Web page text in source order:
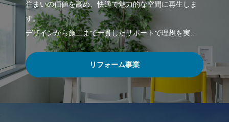
住まいの価値を高め、快適で魅力的な空間に再生しま
す。
デザインから施工まで一貫したサポートで理想を実
リフォーム事業